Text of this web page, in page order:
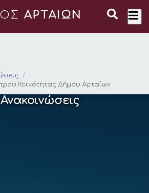
ΑΡΤΑΙΩΝ
Κοινότητας Δήμου Αρταίων
Ανακοινώσεις